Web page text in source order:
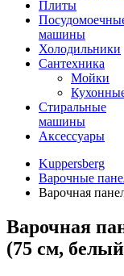
Плиты
машины
Холодильники
Сантехника
Мойки
Стиральные
машины
Аксессуары
Kuppersberg
Варочные
Варочная
Варочная
(75 см,